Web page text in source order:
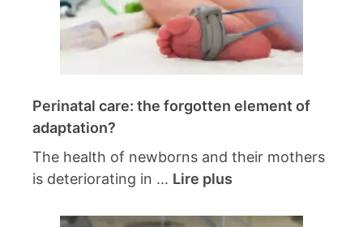
Perinatal care: the forgotten element of
adaptation?
The health of newborns and their mothers
is deteriorating in ... Lire plus